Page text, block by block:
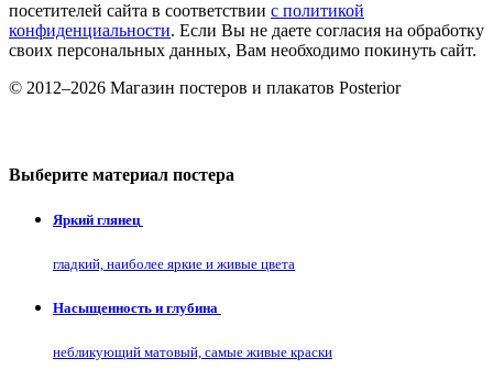
посетителей сайта в соответствии с политикой
конфиденциальности. Если Вы не даете согласия на обработку
своих персональных данных, Вам необходимо покинуть сайт.
© 2012–2026 Магазин постеров и плакатов Posterior
Выберите материал постера
Яркий глянец
гладкий, наиболее яркие и живые цвета
Насыщенность и глубина
небликующий матовый, самые живые краски